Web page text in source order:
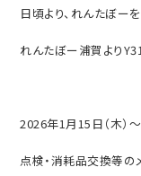
日頃より、れんたぼー
れんたぼー浦賀より
2026年1月15日（木）
点検・消耗品交換等の